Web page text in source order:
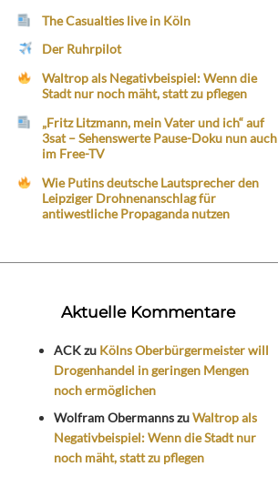
The Casualties live in Köln
Der Ruhrpilot
Waltrop als Negativbeispiel: Wenn die
Stadt nur noch mäht, statt zu pflegen
„Fritz Litzmann, mein Vater und ich“ auf
3sat – Sehenswerte Pause-Doku nun auch
im Free-TV
Wie Putins deutsche Lautsprecher den
Leipziger Drohnenanschlag für
antiwestliche Propaganda nutzen
Aktuelle Kommentare
ACKzu Kölns Oberbürgermeister will
Drogenhandel in geringen Mengen
noch ermöglichen
Wolfram ObermannszuWaltrop als
Negativbeispiel: Wenn die Stadt nur
noch mäht, statt zu pflegen